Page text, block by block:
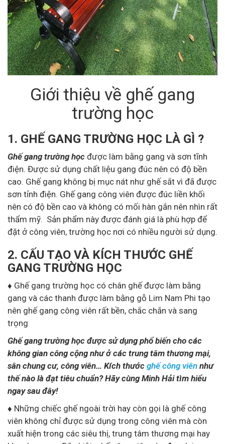
Giới thiệu về ghế gang
trường học
1. GHẾ GANG TRƯỜNG HỌC LÀ GÌ ?
Ghế gang trường học được làm bằng gang và sơn tĩnh
điện. Được sử dụng chất liệu gang đúc nên có độ bền
cao. Ghế gang không bị mục nát như ghế sắt vì đã được
sơn tỉnh điện. Ghế gang công viên được đúc liền khối
nên có độ bền cao và không có mối hàn gắn nên nhìn rất
thẩm mỹ. Sản phẩm này được đánh giá là phù hợp để
đặt ở công viên, trường học nơi có nhiều người sử dụng.
2. CẤU TẠO VÀ KÍCH THƯỚC GHẾ
GANG TRƯỜNG HỌC
♦ Ghế gang trường học có chân ghế được làm bằng
gang và các thanh được làm bằng gỗ Lim Nam Phi tạo
nên ghế gang công viên rất bền, chắc chắn và sang
trọng
Ghế gang trường học được sử dụng phổ biến cho các
không gian công cộng như ở các trung tâm thương mại,
sân chung cư, công viên… Kích thước ghế công viên như
thế nào là đạt tiêu chuẩn? Hãy cùng Minh Hải tìm hiểu
ngay sau đây!
♦ Những chiếc ghế ngoài trời hay còn gọi là ghế công
viên không chỉ được sử dụng trong công viên mà còn
xuất hiện trong các siêu thị, trung tâm thương mại hay